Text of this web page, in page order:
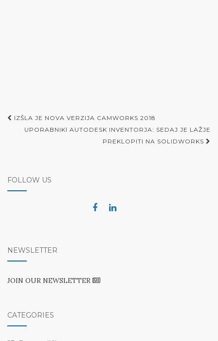
Post
navigation
IZŠLA JE NOVA VERZIJA CAMWORKS 2018
UPORABNIKI AUTODESK INVENTORJA: SEDAJ JE LAŽJE
PREKLOPITI NA SOLIDWORKS
FOLLOW US
NEWSLETTER
JOIN OUR NEWSLETTER
CATEGORIES